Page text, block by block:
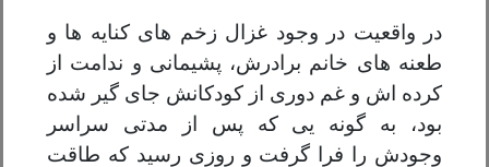
در واقعیت در وجود غزال زخم های کنایه ها و
طعنه های خانم برادرش، پشیمانی و ندامت از
کرده اش و غم دوری از کودکانش جای گیر شده
بود، به گونه یی که پس از مدتی سراسر
وجودش را فرا گرفت و روزی رسید که طاقت